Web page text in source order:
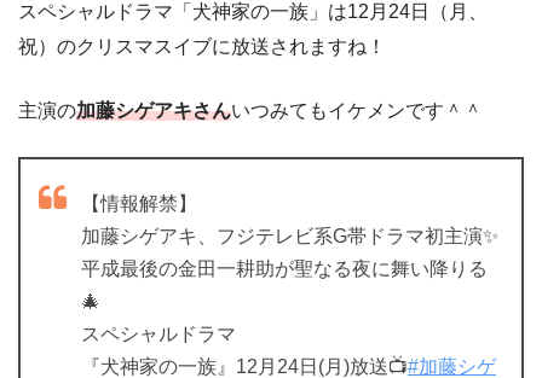
スペシャルドラマ「犬神家の一族」は12月24日（月、
祝）のクリスマスイブに放送されますね！
主演の加藤シゲアキさんいつみてもイケメンです＾＾
【情報解禁】
加藤シゲアキ、フジテレビ系G帯ドラマ初主演✨
平成最後の金田一耕助が聖なる夜に舞い降りる
🎄
スペシャルドラマ
『犬神家の一族』12月24日(月)放送📺#加藤シゲ